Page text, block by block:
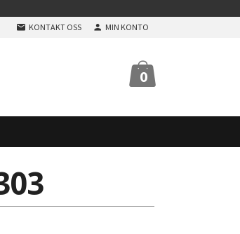
KONTAKT OSS MIN KONTO
0